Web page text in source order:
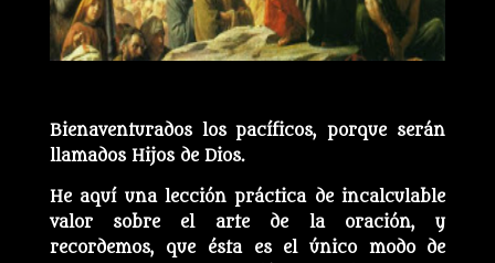
Bienaventurados los pacíficos, porque serán
llamados Hijos de Dios.
He aquí una lección práctica de incalculable
valor sobre el arte de la oración, y
recordemos, que ésta es el único modo de